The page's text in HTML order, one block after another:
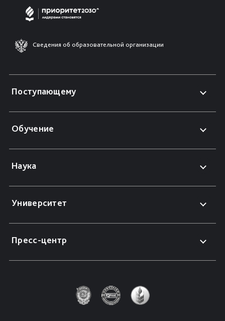
Сведения об образовательной организации
Поступающему
Обучение
Наука
Университет
Пресс-центр